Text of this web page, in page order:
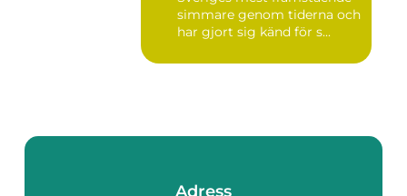
simmare genom tiderna och
har gjort sig känd för s...
Adress